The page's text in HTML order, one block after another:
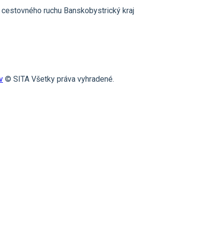
ruchu Banskobystrický kraj
© SITA Všetky práva vyhradené.